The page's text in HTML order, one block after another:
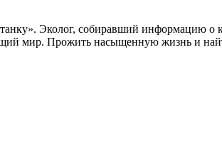
Эколог, собиравший информацию о
мир. Прожить насыщенную жизнь и